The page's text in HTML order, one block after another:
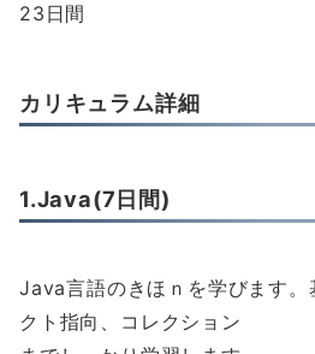
23日間
カリキュラム詳細
1.Java(7日間)
Java言語のきほｎを学びます。
クト指向、コレクション